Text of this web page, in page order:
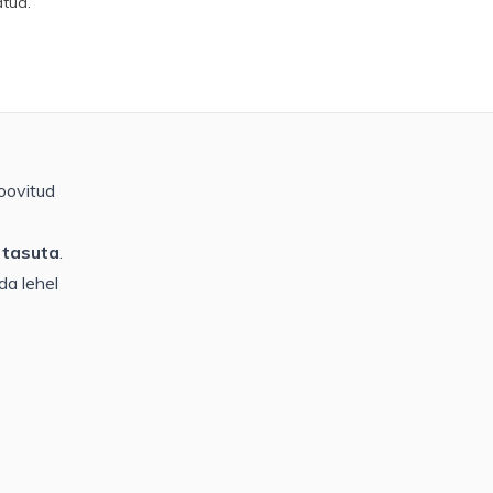
tasuta.
lehel